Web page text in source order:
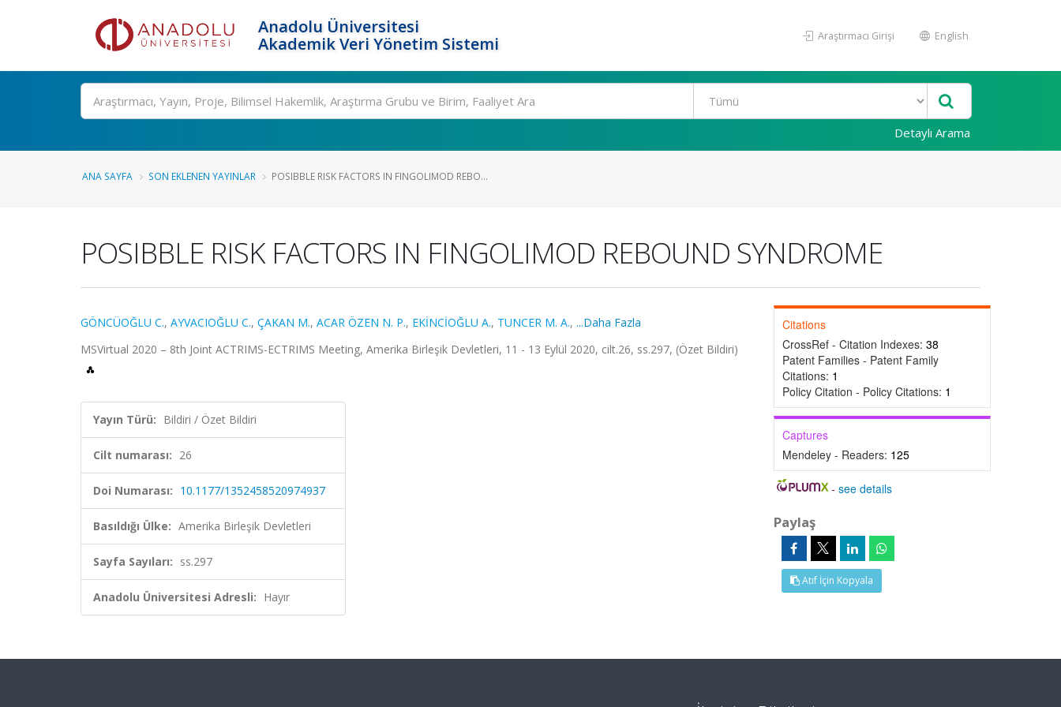
Anadolu Üniversitesi
Akademik Veri Yönetim Sistemi
Araştırmacı Girişi English
Ara
Detaylı Arama
ANA SAYFA SON EKLENEN YAYINLAR POSIBBLE RISK FACTORS IN FINGOLIMOD REBO...
POSIBBLE RISK FACTORS IN FINGOLIMOD REBOUND SYNDROME
GÖNCÜOĞLU C., AYVACIOĞLU C., ÇAKAN M., ACAR ÖZEN N. P., EKİNCİOĞLU A., TUNCER M. A., ...Daha Fazla
MSVirtual 2020 – 8th Joint ACTRIMS-ECTRIMS Meeting, Amerika Birleşik Devletleri, 11 - 13 Eylül 2020, cilt.26, ss.297, (Özet Bildiri)
Yayın Türü: Bildiri / Özet Bildiri
Cilt numarası: 26
Doi Numarası: 10.1177/1352458520974937
Basıldığı Ülke: Amerika Birleşik Devletleri
Sayfa Sayıları: ss.297
Anadolu Üniversitesi Adresli: Hayır
Citations
CrossRef - Citation Indexes: 38
Patent Families - Patent Family
Citations: 1
Policy Citation - Policy Citations: 1
Captures
Mendeley - Readers: 125
-see details
Paylaş
Atıf İçin Kopyala